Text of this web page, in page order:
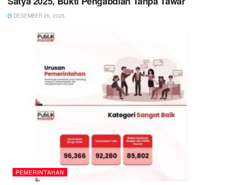
DESEMBER 26, 2025
PEMERINTAHAN